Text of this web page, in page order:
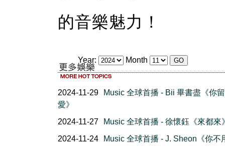
的音樂魅力！
Year: Month
2024-11-29
Music 全球首播 - Bii 畢書盡《你
愛》
2024-11-27
Music 全球首播 - 徐懷鈺《來都來
2024-11-24
Music 全球首播 - J. Sheon《你不